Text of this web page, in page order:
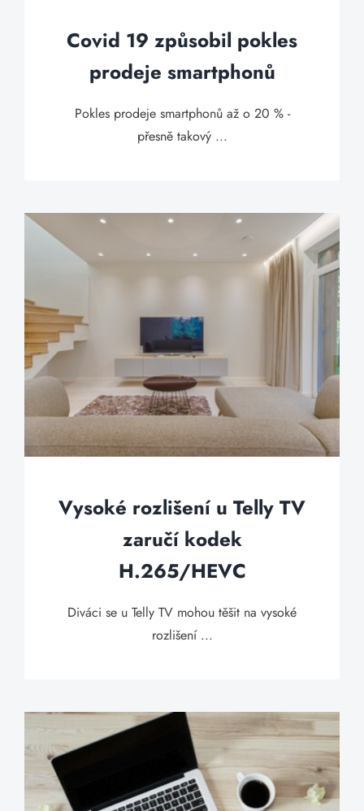
Covid 19 způsobil pokles
prodeje smartphonů
Pokles prodeje smartphonů až o 20 % -
přesně takový ...
Vysoké rozlišení u Telly TV
zaručí kodek
H.265/HEVC
Diváci se u Telly TV mohou těšit na vysoké
rozlišení ...